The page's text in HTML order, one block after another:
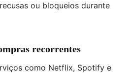
ou bloqueios durante
recorrentes
como Netflix, Spotify e